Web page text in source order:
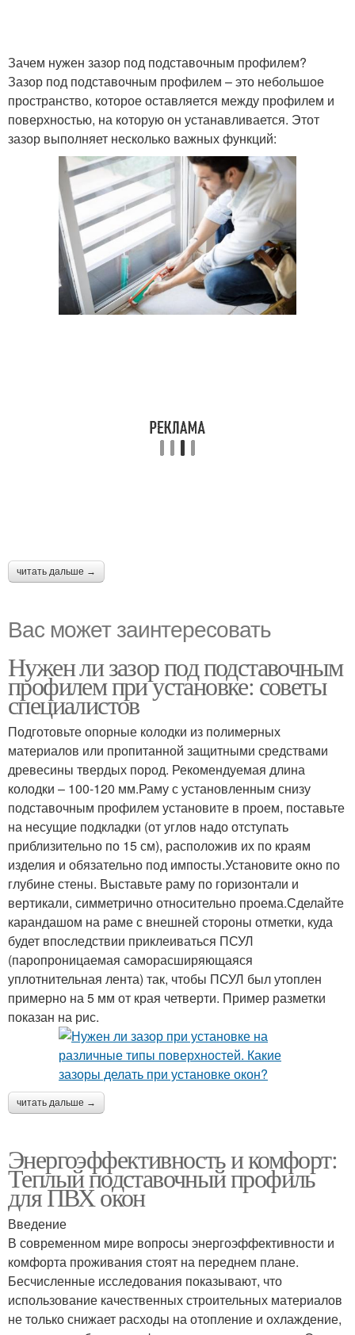
Зачем нужен зазор под подставочным профилем?
Зазор под подставочным профилем – это небольшое
пространство, которое оставляется между профилем и
поверхностью, на которую он устанавливается. Этот
зазор выполняет несколько важных функций:
читать дальше →
Вас может заинтересовать
Нужен ли зазор под подставочным
профилем при установке: советы
специалистов
Подготовьте опорные колодки из полимерных
материалов или пропитанной защитными средствами
древесины твердых пород. Рекомендуемая длина
колодки – 100-120 мм.Раму с установленным снизу
подставочным профилем установите в проем, поставьте
на несущие подкладки (от углов надо отступать
приблизительно по 15 см), расположив их по краям
изделия и обязательно под импосты.Установите окно по
глубине стены. Выставьте раму по горизонтали и
вертикали, симметрично относительно проема.Сделайте
карандашом на раме с внешней стороны отметки, куда
будет впоследствии приклеиваться ПСУЛ
(паропроницаемая саморасширяющаяся
уплотнительная лента) так, чтобы ПСУЛ был утоплен
примерно на 5 мм от края четверти. Пример разметки
показан на рис.
читать дальше →
Энергоэффективность и комфорт:
Теплый подставочный профиль
для ПВХ окон
Введение
В современном мире вопросы энергоэффективности и
комфорта проживания стоят на переднем плане.
Бесчисленные исследования показывают, что
использование качественных строительных материалов
не только снижает расходы на отопление и охлаждение,